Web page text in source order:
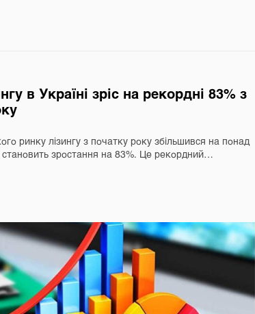
в Україні зріс на рекордні 83% з
ринку лізингу з початку року збільшився на понад
зростання на 83%. Це рекордний…